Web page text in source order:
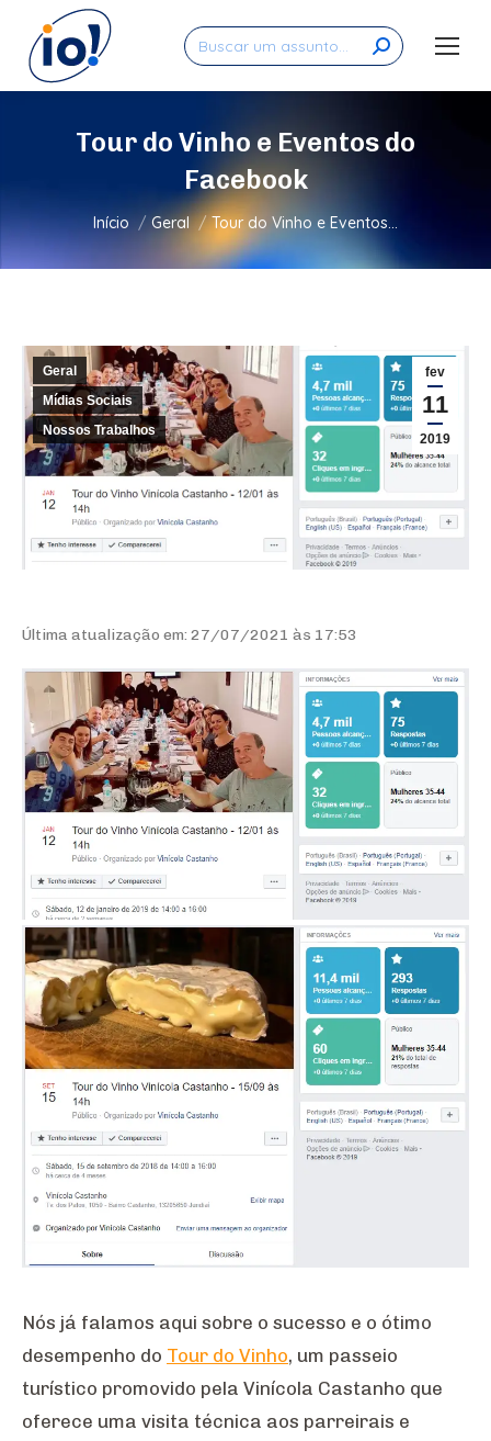
Search:
Tour do Vinho e Eventos do
Facebook
Você está aqui:
Início Geral Tour do Vinho e Eventos…
fev
11
2019
Geral
Mídias Sociais
Nossos Trabalhos
Última atualização em: 27/07/2021 às 17:53
Nós já falamos aqui sobre o sucesso e o ótimo
desempenho do Tour do Vinho, um passeio
turístico promovido pela Vinícola Castanho que
oferece uma visita técnica aos parreirais e